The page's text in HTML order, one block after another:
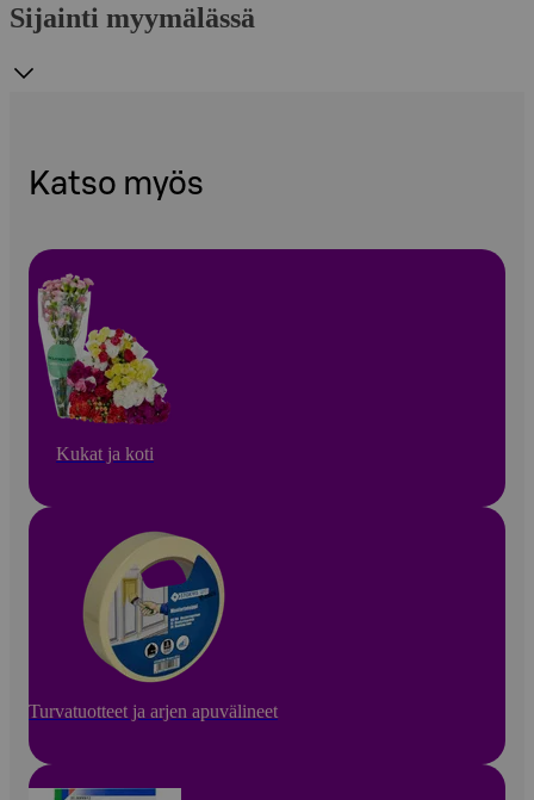
Sijainti myymälässä
Katso myös
Kukat ja koti
Turvatuotteet ja arjen apuvälineet